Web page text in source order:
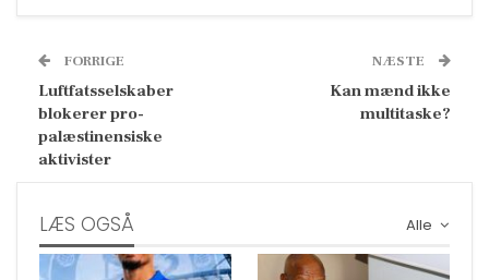
FORRIGE
Luftfatsselskaber
blokerer pro-
palæstinensiske
aktivister
NÆSTE
Kan mænd ikke
multitaske?
Alle
LÆS OGSÅ